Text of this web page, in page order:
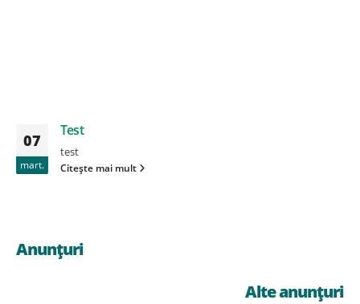
07
mart.
Test
test
Citește mai mult
Anunțuri
Alte anunțuri